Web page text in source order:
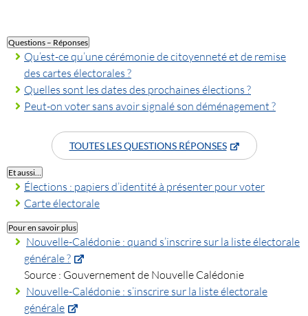
Questions – Réponses
Qu’est-ce qu’une cérémonie de citoyenneté et de remise
des cartes électorales ?
Quelles sont les dates des prochaines élections ?
Peut-on voter sans avoir signalé son déménagement ?
TOUTES LES QUESTIONS RÉPONSES
Et aussi…
Élections : papiers d’identité à présenter pour voter
Carte électorale
Pour en savoir plus
Nouvelle-Calédonie : quand s’inscrire sur la liste électorale
générale ?
Source : Gouvernement de Nouvelle Calédonie
Nouvelle-Calédonie : s’inscrire sur la liste électorale
générale